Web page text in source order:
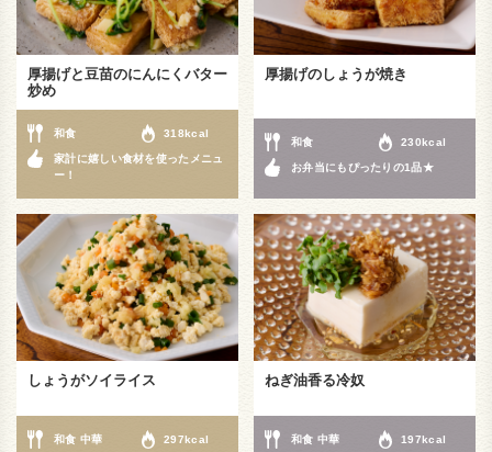
厚揚げと豆苗のにんにくバター
炒め
和食 318kcal
家計に嬉しい食材を使ったメニュ
ー！
厚揚げのしょうが焼き
和食 230kcal
お弁当にもぴったりの1品★
しょうがソイライス
和食 中華 297kcal
ねぎ油香る冷奴
和食 中華 197kcal